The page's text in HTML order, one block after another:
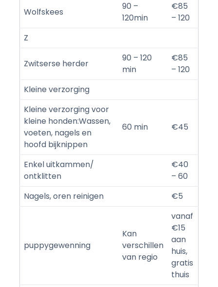
Wolfskees
90 –
120min
€85
– 120
Z
Zwitserse herder
90 – 120
min
€85
– 120
Kleine verzorging
Kleine verzorging voor
kleine honden:Wassen,
voeten, nagels en
hoofd bijknippen
60 min €45
Enkel uitkammen/
ontklitten
€40
– 60
Nagels, oren reinigen
€5
puppygewenning
Kan
verschillen
van regio
vanaf
€15
aan
huis,
gratis
thuis